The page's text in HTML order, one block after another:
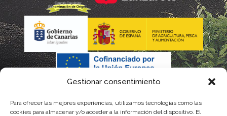
Gestionar consentimiento
Para ofrecer las mejores experiencias, utilizamos tecnologías como las
cookies para almacenar y/o acceder a la información del dispositivo. El
La gestión de la DOP Lanzarote realizada por este Consejo